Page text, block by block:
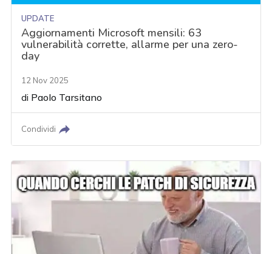
UPDATE
Aggiornamenti Microsoft mensili: 63
vulnerabilità corrette, allarme per una zero-
day
12 Nov 2025
di Paolo Tarsitano
Condividi